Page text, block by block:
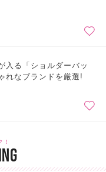
入る「ショルダーバッ
れなブランドを厳選!
！